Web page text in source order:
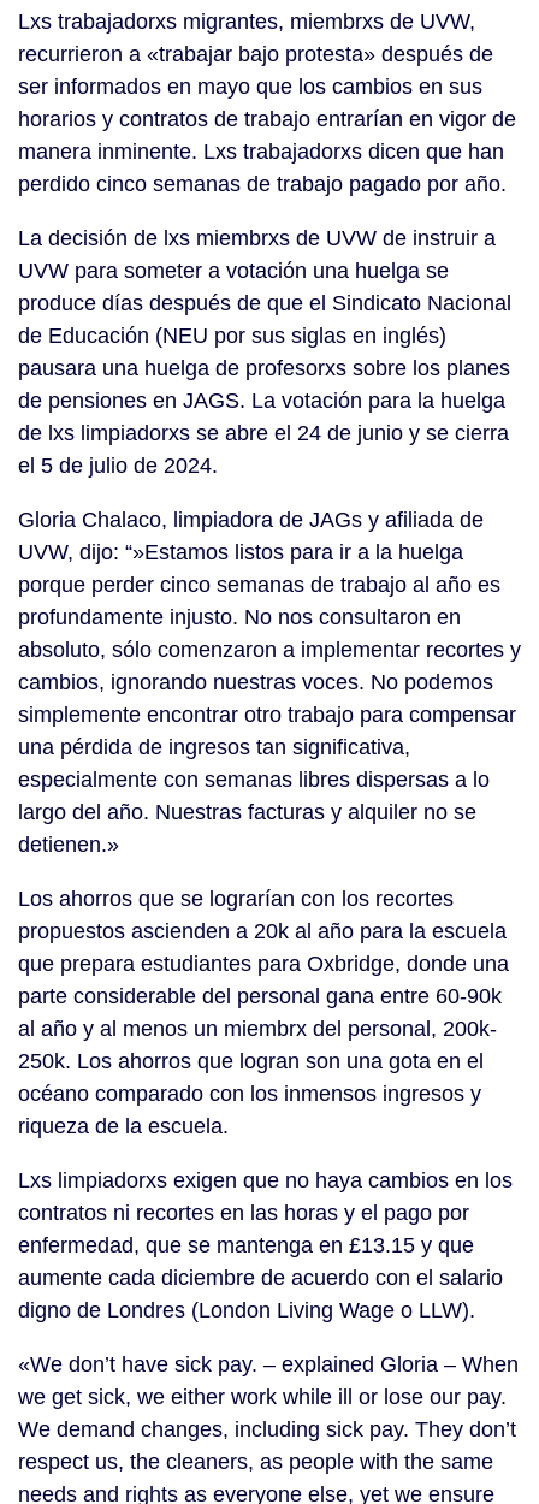
Lxs trabajadorxs migrantes, miembrxs de UVW,
recurrieron a «trabajar bajo protesta» después de
ser informados en mayo que los cambios en sus
horarios y contratos de trabajo entrarían en vigor de
manera inminente. Lxs trabajadorxs dicen que han
perdido cinco semanas de trabajo pagado por año.
La decisión de lxs miembrxs de UVW de instruir a
UVW para someter a votación una huelga se
produce días después de que el Sindicato Nacional
de Educación (NEU por sus siglas en inglés)
pausara una huelga de profesorxs sobre los planes
de pensiones en JAGS. La votación para la huelga
de lxs limpiadorxs se abre el 24 de junio y se cierra
el 5 de julio de 2024.
Gloria Chalaco, limpiadora de JAGs y afiliada de
UVW, dijo: “»Estamos listos para ir a la huelga
porque perder cinco semanas de trabajo al año es
profundamente injusto. No nos consultaron en
absoluto, sólo comenzaron a implementar recortes y
cambios, ignorando nuestras voces. No podemos
simplemente encontrar otro trabajo para compensar
una pérdida de ingresos tan significativa,
especialmente con semanas libres dispersas a lo
largo del año. Nuestras facturas y alquiler no se
detienen.»
Los ahorros que se lograrían con los recortes
propuestos ascienden a 20k al año para la escuela
que prepara estudiantes para Oxbridge, donde una
parte considerable del personal gana entre 60-90k
al año y al menos un miembrx del personal, 200k-
250k. Los ahorros que logran son una gota en el
océano comparado con los inmensos ingresos y
riqueza de la escuela.
Lxs limpiadorxs exigen que no haya cambios en los
contratos ni recortes en las horas y el pago por
enfermedad, que se mantenga en £13.15 y que
aumente cada diciembre de acuerdo con el salario
digno de Londres (London Living Wage o LLW).
«We don’t have sick pay. – explained Gloria – When
we get sick, we either work while ill or lose our pay.
We demand changes, including sick pay. They don’t
respect us, the cleaners, as people with the same
needs and rights as everyone else, yet we ensure